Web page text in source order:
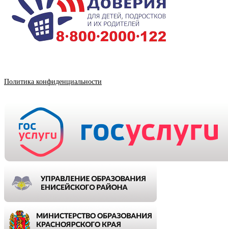
Политика конфиденциальности